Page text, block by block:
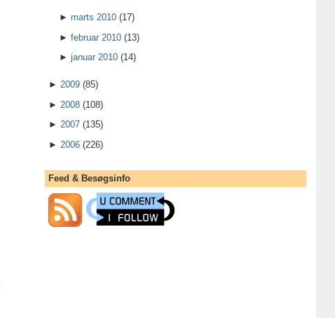
►marts 2010 (17)
►februar 2010 (13)
►januar 2010 (14)
► 2009 (85)
► 2008 (108)
► 2007 (135)
► 2006 (226)
Feed & Besøgsinfo